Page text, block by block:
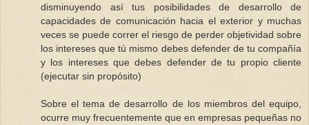
disminuyendo así tus posibilidades de desarrollo de
capacidades de comunicación hacia el exterior y muchas
veces se puede correr el riesgo de perder objetividad sobre
los intereses que tú mismo debes defender de tu compañía
y los intereses que debes defender de tu propio cliente
(ejecutar sin propósito)
Sobre el tema de desarrollo de los miembros del equipo,
ocurre muy frecuentemente que en empresas pequeñas no